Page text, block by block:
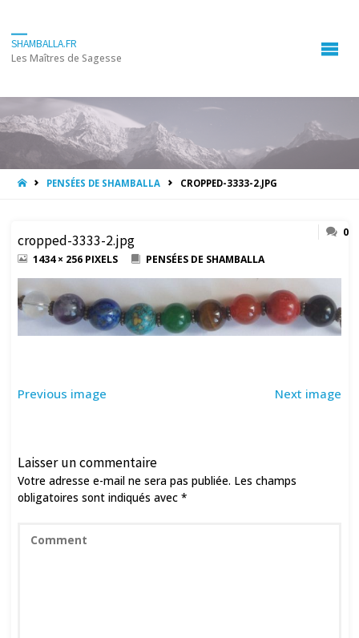
SHAMBALLA.FR
Les Maîtres de Sagesse
HOMEPENSÉES DE SHAMBALLA CROPPED-3333-2.JPG
cropped-3333-2.jpg
0
FULL1434 × 256 PIXELS PENSÉES DE SHAMBALLA
Previous image Next image
Laisser un commentaire
Votre adresse e-mail ne sera pas publiée. Les champs
obligatoires sont indiqués avec *